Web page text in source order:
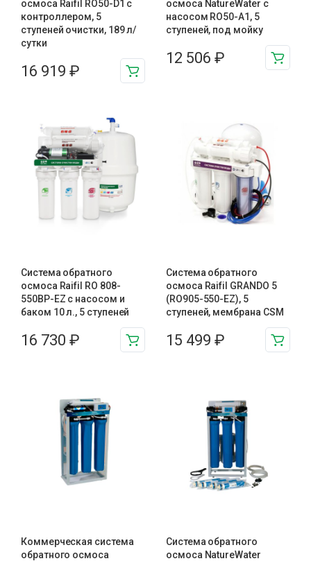
осмоса Raifil RO50-D1 с
контроллером, 5
ступеней очистки, 189 л/
сутки
16 919 ₽
осмоса NatureWater с
насосом RO50-A1, 5
ступеней, под мойку
12 506 ₽
Система обратного
осмоса Raifil RO 808-
550BP-EZ с насосом и
баком 10 л., 5 ступеней
16 730 ₽
Система обратного
осмоса Raifil GRANDO 5
(RO905-550-EZ), 5
ступеней, мембрана CSM
15 499 ₽
Коммерческая система
обратного осмоса
Система обратного
осмоса NatureWater